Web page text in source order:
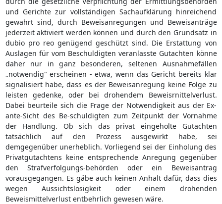
und Gerichte zur vollständigen Sachaufklärung hinreichend
gewahrt sind, durch Beweisanregungen und Beweisanträge
jederzeit aktiviert werden können und durch den Grundsatz in
dubio pro reo genügend geschützt sind. Die Erstattung von
Auslagen für vom Beschuldigten veranlasste Gutachten könne
daher nur in ganz besonderen, seltenen Ausnahmefällen
„notwendig" erscheinen - etwa, wenn das Gericht bereits klar
signalisiert habe, dass es der Beweisanregung keine Folge zu
leisten gedenke, oder bei drohendem Beweisrnittelverlust.
Dabei beurteile sich die Frage der Notwendigkeit aus der Ex-
ante-Sicht des Be-schuldigten zum Zeitpunkt der Vornahme
der Handlung. Ob sich das privat eingeholte Gutachten
tatsächlich auf den Prozess ausgewirkt habe, sei
demgegenüber unerheblich. Vorliegend sei der Einholung des
Privatgutachtens keine entsprechende Anregung gegenüber
den Strafverfolgungs-behörden oder ein Beweisantrag
vorausgegangen. Es gäbe auch keinen Anhalt dafür, dass dies
wegen Aussichtslosigkeit oder einem drohenden
Beweismittelverlust entbehrlich gewesen wäre.